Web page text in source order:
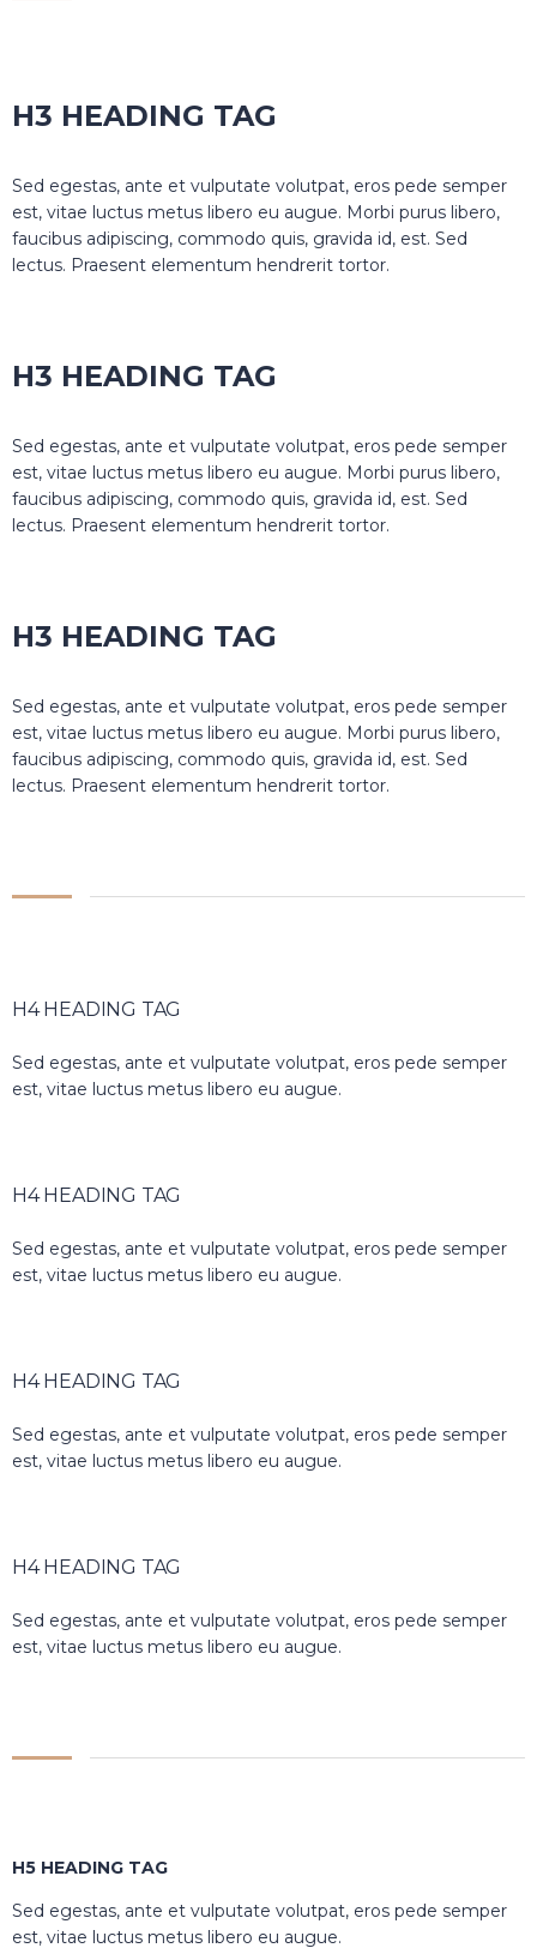
H3 HEADING TAG
Sed egestas, ante et vulputate volutpat, eros pede semper
est, vitae luctus metus libero eu augue. Morbi purus libero,
faucibus adipiscing, commodo quis, gravida id, est. Sed
lectus. Praesent elementum hendrerit tortor.
H3 HEADING TAG
Sed egestas, ante et vulputate volutpat, eros pede semper
est, vitae luctus metus libero eu augue. Morbi purus libero,
faucibus adipiscing, commodo quis, gravida id, est. Sed
lectus. Praesent elementum hendrerit tortor.
H3 HEADING TAG
Sed egestas, ante et vulputate volutpat, eros pede semper
est, vitae luctus metus libero eu augue. Morbi purus libero,
faucibus adipiscing, commodo quis, gravida id, est. Sed
lectus. Praesent elementum hendrerit tortor.
H4 HEADING TAG
Sed egestas, ante et vulputate volutpat, eros pede semper
est, vitae luctus metus libero eu augue.
H4 HEADING TAG
Sed egestas, ante et vulputate volutpat, eros pede semper
est, vitae luctus metus libero eu augue.
H4 HEADING TAG
Sed egestas, ante et vulputate volutpat, eros pede semper
est, vitae luctus metus libero eu augue.
H4 HEADING TAG
Sed egestas, ante et vulputate volutpat, eros pede semper
est, vitae luctus metus libero eu augue.
H5 HEADING TAG
Sed egestas, ante et vulputate volutpat, eros pede semper
est, vitae luctus metus libero eu augue.